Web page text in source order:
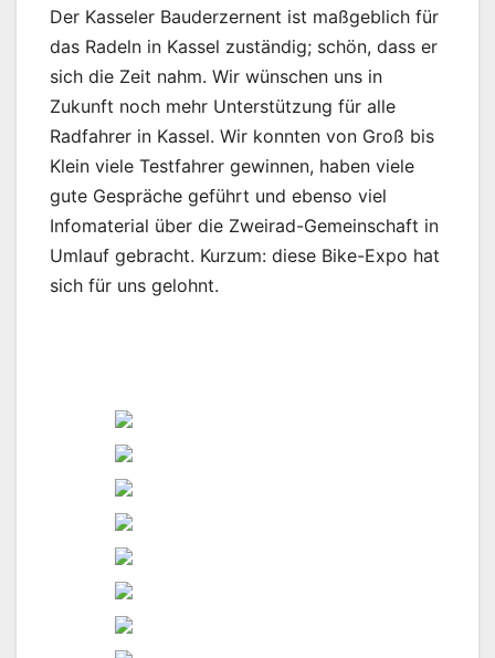
Der Kasseler Bauderzernent ist maßgeblich für
das Radeln in Kassel zuständig; schön, dass er
sich die Zeit nahm. Wir wünschen uns in
Zukunft noch mehr Unterstützung für alle
Radfahrer in Kassel. Wir konnten von Groß bis
Klein viele Testfahrer gewinnen, haben viele
gute Gespräche geführt und ebenso viel
Infomaterial über die Zweirad-Gemeinschaft in
Umlauf gebracht. Kurzum: diese Bike-Expo hat
sich für uns gelohnt.